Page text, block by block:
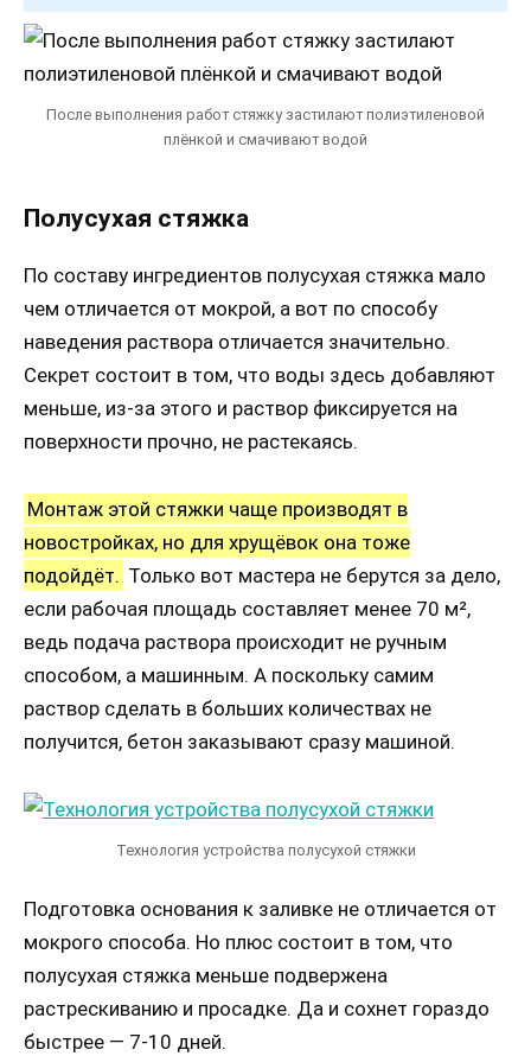
После выполнения работ стяжку застилают полиэтиленовой
плёнкой и смачивают водой
Полусухая стяжка
По составу ингредиентов полусухая стяжка мало
чем отличается от мокрой, а вот по способу
наведения раствора отличается значительно.
Секрет состоит в том, что воды здесь добавляют
меньше, из-за этого и раствор фиксируется на
поверхности прочно, не растекаясь.
Монтаж этой стяжки чаще производят в
новостройках, но для хрущёвок она тоже
подойдёт. Только вот мастера не берутся за дело,
если рабочая площадь составляет менее 70 м²,
ведь подача раствора происходит не ручным
способом, а машинным. А поскольку самим
раствор сделать в больших количествах не
получится, бетон заказывают сразу машиной.
Технология устройства полусухой стяжки
Подготовка основания к заливке не отличается от
мокрого способа. Но плюс состоит в том, что
полусухая стяжка меньше подвержена
растрескиванию и просадке. Да и сохнет гораздо
быстрее — 7-10 дней.